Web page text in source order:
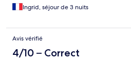
Ingrid, séjour de 3 nuits
Avis vérifié
4/10 – Correct